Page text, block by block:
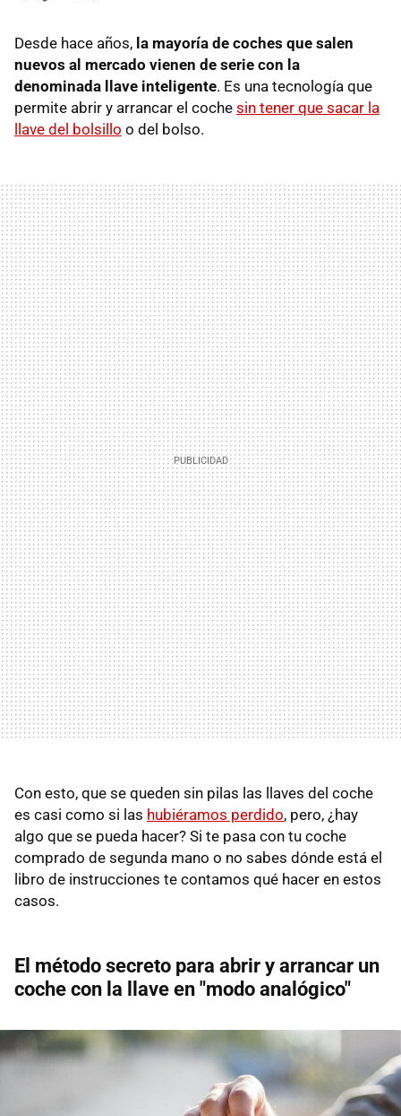
Desde hace años, la mayoría de coches que salen
nuevos al mercado vienen de serie con la
denominada llave inteligente. Es una tecnología que
permite abrir y arrancar el coche sin tener que sacar la
llave del bolsillo o del bolso.
Con esto, que se queden sin pilas las llaves del coche
es casi como si las hubiéramos perdido, pero, ¿hay
algo que se pueda hacer? Si te pasa con tu coche
comprado de segunda mano o no sabes dónde está el
libro de instrucciones te contamos qué hacer en estos
casos.
El método secreto para abrir y arrancar un
coche con la llave en "modo analógico"